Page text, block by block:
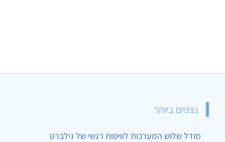
נצפים ביותר
מודל שלוש המערכות לוויסות רגשי של גילברט